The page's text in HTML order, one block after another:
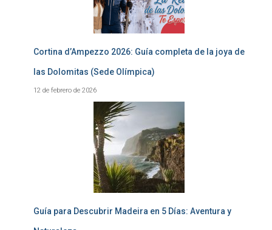
Cortina d’Ampezzo 2026: Guía completa de la joya de
las Dolomitas (Sede Olímpica)
12 de febrero de 2026
Guía para Descubrir Madeira en 5 Días: Aventura y